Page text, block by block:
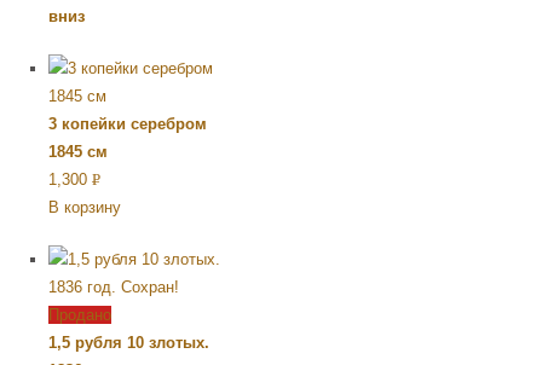
вниз
3 копейки серебром
1845 см
1,300 Р
УБ.
В корзину
Продано
1,5 рубля 10 злотых.